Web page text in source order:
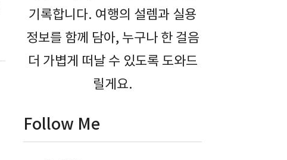
기록합니다. 여행의 설렘과 실용
정보를 함께 담아, 누구나 한 걸음
더 가볍게 떠날 수 있도록 도와드
릴게요.
Follow Me